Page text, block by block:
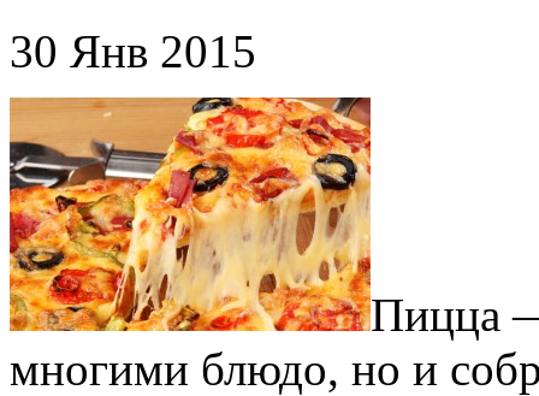
30 Янв 2015
Пицца
многими блюдо, но и